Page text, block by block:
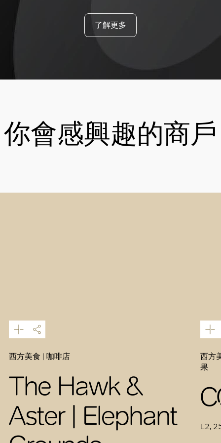
了解更多
你會感興趣的商戶
西方美食 | 咖啡店
The Hawk &
Aster | Elephant
西方
果
L2,